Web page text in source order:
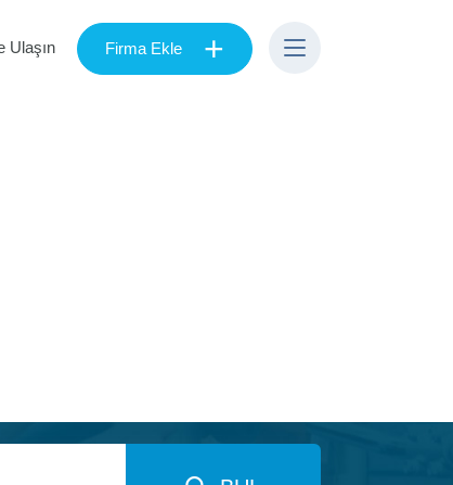
Ulaşın Firma Ekle +